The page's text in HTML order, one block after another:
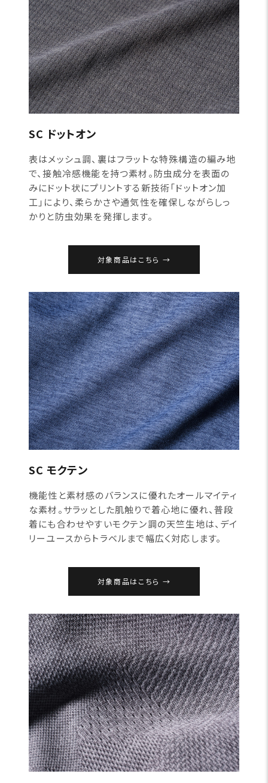
SC ドットオン
表はメッシュ調、裏はフラットな特殊構造の編み地
で、接触冷感機能を持つ素材。防虫成分を表面の
みにドット状にプリントする新技術「ドットオン加
工」により、柔らかさや通気性を確保しながらしっ
かりと防虫効果を発揮します。
対象商品はこちら
SC モクテン
機能性と素材感のバランスに優れたオールマイティ
な素材。サラッとした肌触りで着心地に優れ、普段
着にも合わせやすいモクテン調の天竺生地は、デイ
リーユースからトラベルまで幅広く対応します。
対象商品はこちら